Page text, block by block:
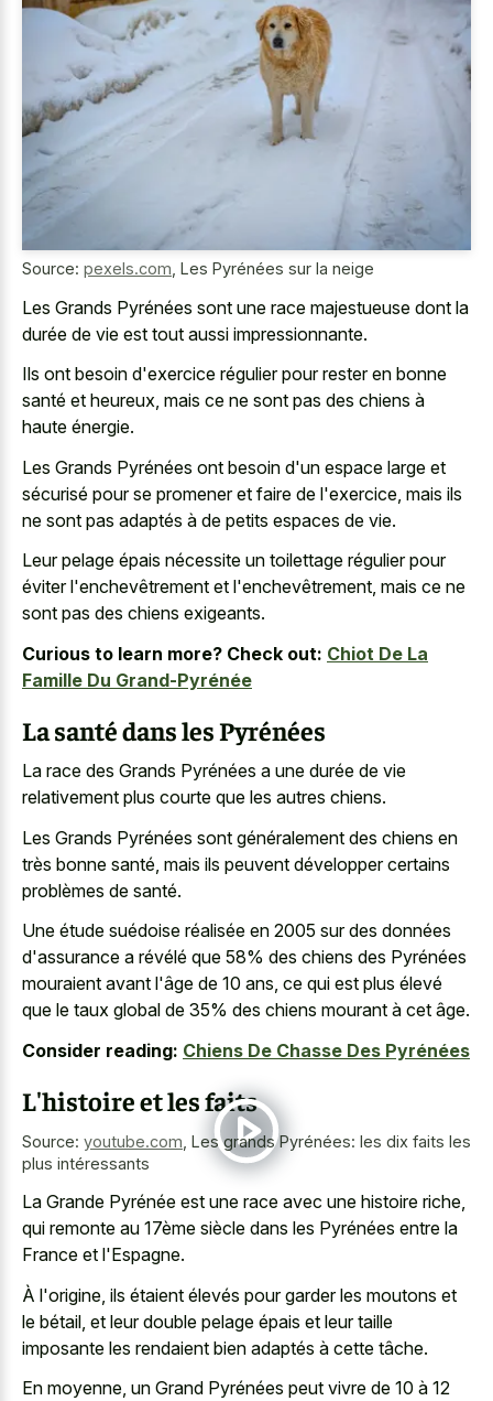
Source: pexels.com Les Pyrénées sur la neige
Les Grands Pyrénées sont une race majestueuse dont la
durée de vie est tout aussi impressionnante.
Ils ont besoin d'exercice régulier pour rester en bonne
santé et heureux, mais ce ne sont pas des chiens à
haute énergie.
Les Grands Pyrénées ont besoin d'un espace large et
sécurisé pour se promener et faire de l'exercice, mais ils
ne sont pas adaptés à de petits espaces de vie.
Leur pelage épais nécessite un toilettage régulier pour
éviter l'enchevêtrement et l'enchevêtrement, mais ce ne
sont pas des chiens exigeants.
Curious to learn more? Check out: Chiot De La
Famille Du Grand-Pyrénée
La santé dans les Pyrénées
La race des Grands Pyrénées a une durée de vie
relativement plus courte que les autres chiens.
Les Grands Pyrénées sont généralement des chiens en
très bonne santé, mais ils peuvent développer certains
problèmes de santé.
Une étude suédoise réalisée en 2005 sur des données
d'assurance a révélé que 58% des chiens des Pyrénées
mouraient avant l'âge de 10 ans, ce qui est plus élevé
que le taux global de 35% des chiens mourant à cet âge.
Consider reading: Chiens De Chasse Des Pyrénées
L'histoire et les faits
Source: youtube.com Les grands Pyrénées: les dix faits les
plus intéressants
La Grande Pyrénée est une race avec une histoire riche,
qui remonte au 17ème siècle dans les Pyrénées entre la
France et l'Espagne.
À l'origine, ils étaient élevés pour garder les moutons et
le bétail, et leur double pelage épais et leur taille
imposante les rendaient bien adaptés à cette tâche.
En moyenne, un Grand Pyrénées peut vivre de 10 à 12